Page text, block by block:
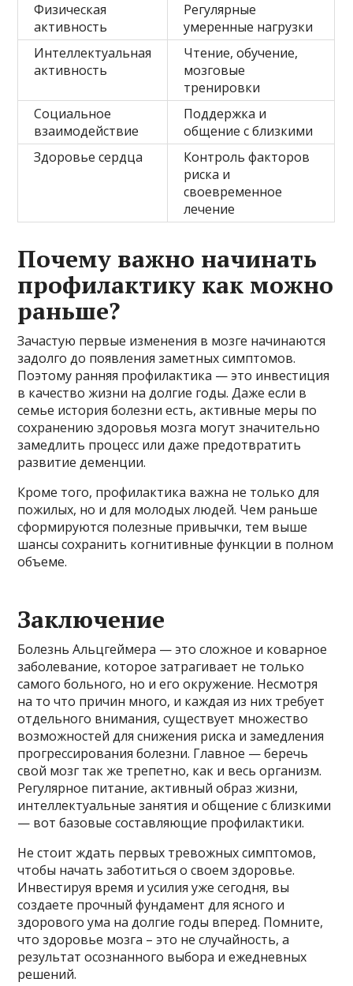
Физическая
активность
Регулярные
умеренные нагрузки
Интеллектуальная
активность
Чтение, обучение,
мозговые
тренировки
Социальное
взаимодействие
Поддержка и
общение с близкими
Здоровье сердца
Контроль факторов
риска и
своевременное
лечение
Почему важно начинать
профилактику как можно
раньше?
Зачастую первые изменения в мозге начинаются
задолго до появления заметных симптомов.
Поэтому ранняя профилактика — это инвестиция
в качество жизни на долгие годы. Даже если в
семье история болезни есть, активные меры по
сохранению здоровья мозга могут значительно
замедлить процесс или даже предотвратить
развитие деменции.
Кроме того, профилактика важна не только для
пожилых, но и для молодых людей. Чем раньше
сформируются полезные привычки, тем выше
шансы сохранить когнитивные функции в полном
объеме.
Заключение
Болезнь Альцгеймера — это сложное и коварное
заболевание, которое затрагивает не только
самого больного, но и его окружение. Несмотря
на то что причин много, и каждая из них требует
отдельного внимания, существует множество
возможностей для снижения риска и замедления
прогрессирования болезни. Главное — беречь
свой мозг так же трепетно, как и весь организм.
Регулярное питание, активный образ жизни,
интеллектуальные занятия и общение с близкими
— вот базовые составляющие профилактики.
Не стоит ждать первых тревожных симптомов,
чтобы начать заботиться о своем здоровье.
Инвестируя время и усилия уже сегодня, вы
создаете прочный фундамент для ясного и
здорового ума на долгие годы вперед. Помните,
что здоровье мозга – это не случайность, а
результат осознанного выбора и ежедневных
решений.